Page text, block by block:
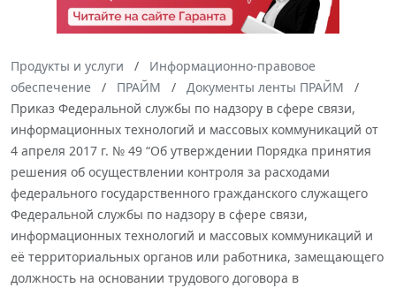
Продукты и услуги
Информационно-правовое
обеспечение
ПРАЙМ
Документы ленты ПРАЙМ
Приказ Федеральной службы по надзору в сфере связи,
информационных технологий и массовых коммуникаций от
4 апреля 2017 г. № 49 “Об утверждении Порядка принятия
решения об осуществлении контроля за расходами
федерального государственного гражданского служащего
Федеральной службы по надзору в сфере связи,
информационных технологий и массовых коммуникаций и
её территориальных органов или работника, замещающего
должность на основании трудового договора в